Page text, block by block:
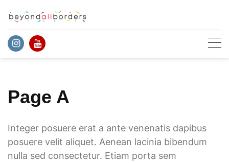
content
Page A
Integer posuere erat a ante venenatis dapibus
posuere velit aliquet. Aenean lacinia bibendum
nulla sed consectetur. Etiam porta sem